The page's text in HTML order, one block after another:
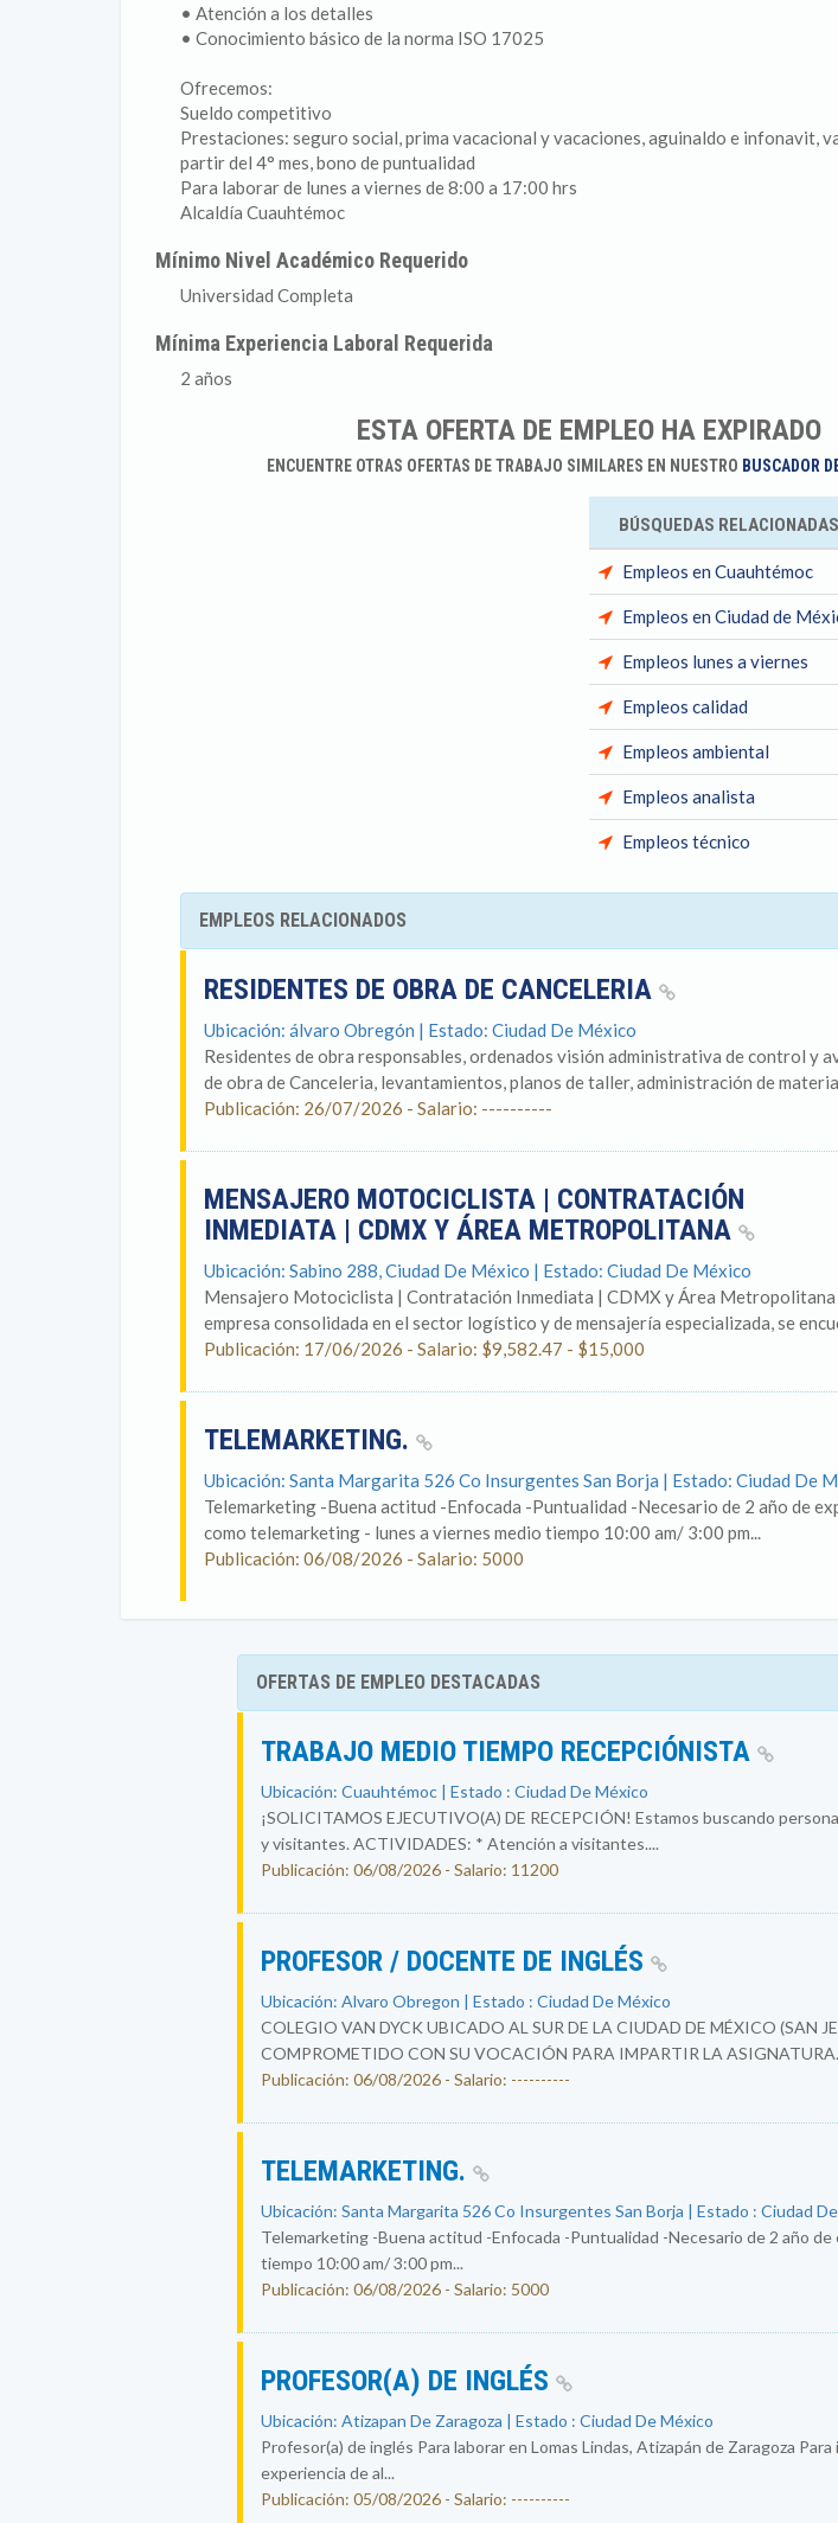
• Atención a los detalles
• Conocimiento básico de la norma ISO 17025
Ofrecemos:
Sueldo competitivo
Prestaciones: seguro social, prima vacacional y vacaciones, aguinaldo e infonavit,
partir del 4° mes, bono de puntualidad
Para laborar de lunes a viernes de 8:00 a 17:00 hrs
Alcaldía Cuauhtémoc
Mínimo Nivel Académico Requerido
Universidad Completa
Mínima Experiencia Laboral Requerida
2 años
ESTA OFERTA DE EMPLEO HA EXPIRADO
ENCUENTRE OTRAS OFERTAS DE TRABAJO SIMILARES EN NUESTRO BUSCADOR
BÚSQUEDAS RELACIONADAS
Empleos en Cuauhtémoc
Empleos en Ciudad de
Empleos lunes a viernes
Empleos calidad
Empleos ambiental
Empleos analista
Empleos técnico
EMPLEOS RELACIONADOS
RESIDENTES DE OBRA DE CANCELERIA
Ubicación: álvaro Obregón | Estado: Ciudad De México
Residentes de obra responsables, ordenados visión administrativa de control y
de obra de Canceleria, levantamientos, planos de taller, administración de
Publicación: 26/07/2026 - Salario: ----------
MENSAJERO MOTOCICLISTA | CONTRATACIÓN
INMEDIATA | CDMX Y ÁREA METROPOLITANA
Ubicación: Sabino 288, Ciudad De México | Estado: Ciudad De México
Mensajero Motociclista | Contratación Inmediata | CDMX y Área
empresa consolidada en el sector logístico y de mensajería especializada, se
Publicación: 17/06/2026 - Salario: $9,582.47 - $15,000
TELEMARKETING.
Ubicación: Santa Margarita 526 Co Insurgentes San Borja | Estado: Ciudad De
Telemarketing -Buena actitud -Enfocada -Puntualidad -Necesario de 2 año de
como telemarketing - lunes a viernes medio tiempo 10:00 am/ 3:00 pm...
Publicación: 06/08/2026 - Salario: 5000
OFERTAS DE EMPLEO DESTACADAS
TRABAJO MEDIO TIEMPO RECEPCIÓNISTA
Ubicación: Cuauhtémoc | Estado : Ciudad De México
¡SOLICITAMOS EJECUTIVO(A) DE RECEPCIÓN! Estamos buscando
y visitantes. ACTIVIDADES: * Atención a visitantes....
Publicación: 06/08/2026 - Salario: 11200
PROFESOR / DOCENTE DE INGLÉS
Ubicación: Alvaro Obregon | Estado : Ciudad De México
COLEGIO VAN DYCK UBICADO AL SUR DE LA CIUDAD DE MÉXICO (SAN
COMPROMETIDO CON SU VOCACIÓN PARA IMPARTIR LA
Publicación: 06/08/2026 - Salario: ----------
TELEMARKETING.
Ubicación: Santa Margarita 526 Co Insurgentes San Borja | Estado : Ciudad
Telemarketing -Buena actitud -Enfocada -Puntualidad -Necesario de 2 año
tiempo 10:00 am/ 3:00 pm...
Publicación: 06/08/2026 - Salario: 5000
PROFESOR(A) DE INGLÉS
Ubicación: Atizapan De Zaragoza | Estado : Ciudad De México
Profesor(a) de inglés Para laborar en Lomas Lindas, Atizapán de Zaragoza
experiencia de al...
Publicación: 05/08/2026 - Salario: ----------